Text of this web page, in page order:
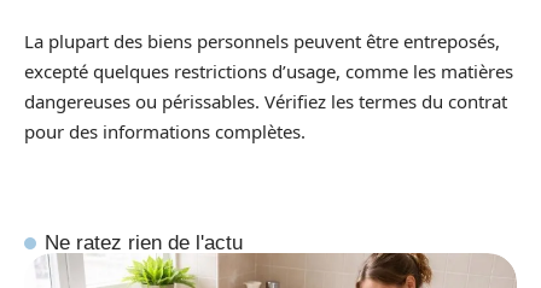
La plupart des biens personnels peuvent être entreposés,
excepté quelques restrictions d’usage, comme les matières
dangereuses ou périssables. Vérifiez les termes du contrat
pour des informations complètes.
Ne ratez rien de l'actu